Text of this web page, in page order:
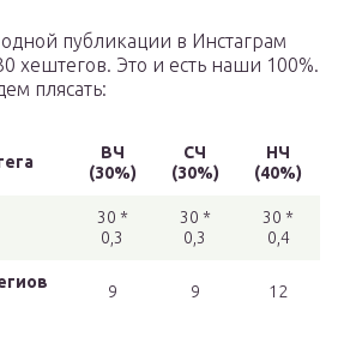
публикации в Инстаграм
хештегов. Это и есть наши 100%.
плясать:
ВЧ
(30%)
СЧ
(30%)
НЧ
(40%)
30 *
0,3
30 *
0,3
30 *
0,4
9 9 12